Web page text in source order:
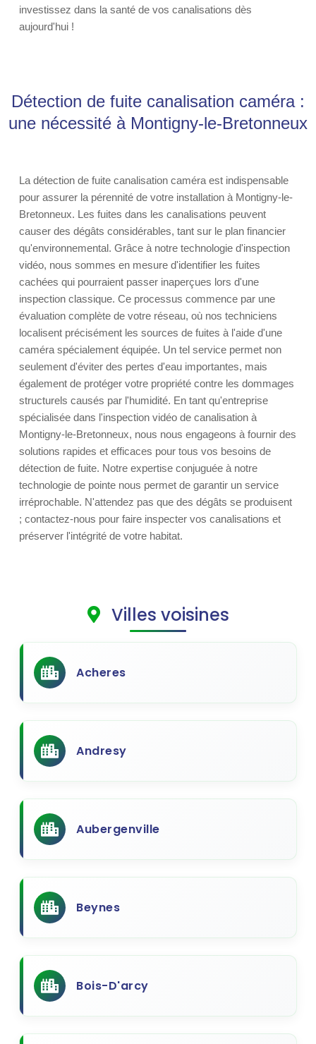
investissez dans la santé de vos canalisations dès
aujourd'hui !
Détection de fuite canalisation caméra :
une nécessité à Montigny-le-Bretonneux
La détection de fuite canalisation caméra est indispensable
pour assurer la pérennité de votre installation à Montigny-le-
Bretonneux. Les fuites dans les canalisations peuvent
causer des dégâts considérables, tant sur le plan financier
qu'environnemental. Grâce à notre technologie d'inspection
vidéo, nous sommes en mesure d'identifier les fuites
cachées qui pourraient passer inaperçues lors d'une
inspection classique. Ce processus commence par une
évaluation complète de votre réseau, où nos techniciens
localisent précisément les sources de fuites à l'aide d'une
caméra spécialement équipée. Un tel service permet non
seulement d'éviter des pertes d'eau importantes, mais
également de protéger votre propriété contre les dommages
structurels causés par l'humidité. En tant qu'entreprise
spécialisée dans l'inspection vidéo de canalisation à
Montigny-le-Bretonneux, nous nous engageons à fournir des
solutions rapides et efficaces pour tous vos besoins de
détection de fuite. Notre expertise conjuguée à notre
technologie de pointe nous permet de garantir un service
irréprochable. N'attendez pas que des dégâts se produisent
; contactez-nous pour faire inspecter vos canalisations et
préserver l'intégrité de votre habitat.
Villes voisines
Acheres
Andresy
Aubergenville
Beynes
Bois-D'arcy